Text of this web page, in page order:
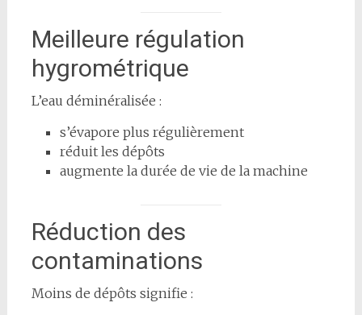
Meilleure régulation
hygrométrique
L’eau déminéralisée :
s’évapore plus régulièrement
réduit les dépôts
augmente la durée de vie de la machine
Réduction des
contaminations
Moins de dépôts signifie :